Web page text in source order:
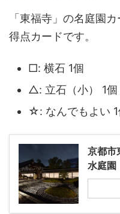
「東福寺」の名庭園
得点カードです。
□: 横石 1個
△: 立石（小） 1個
☆: なんでもよい 1
京都市
水庭園